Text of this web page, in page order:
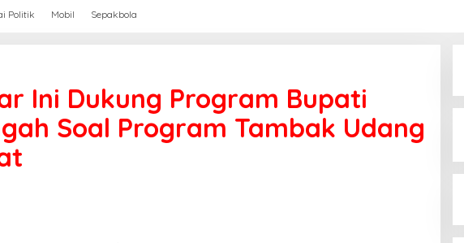
Politik Mobil Sepakbola
Ini Dukung Program Bupati
Soal Program Tambak Udang